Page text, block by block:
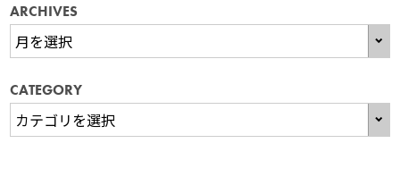
ARCHIVES
CATEGORY